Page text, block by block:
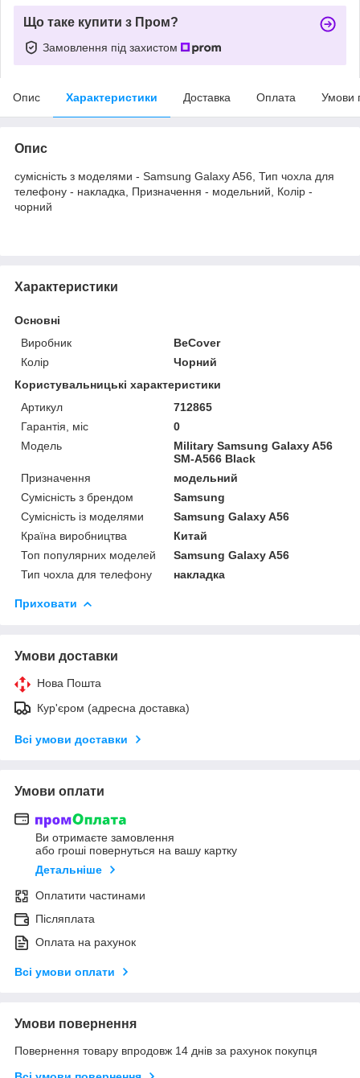
Що таке купити з Пром?
Замовлення під захистом
Опис Характеристики Доставка Оплата Умови
Опис
сумісність з моделями - Samsung Galaxy A56, Тип чохла для
телефону - накладка, Призначення - модельний, Колір -
чорний
Характеристики
Основні
Виробник
BeCover
Колір
Чорний
Користувальницькі характеристики
Артикул
712865
Гарантія, міс
0
Мoдель
Military Samsung Galaxy A56
SM-A566 Black
Призначення
модельний
Сумісність з брендом
Samsung
Сумісність із моделями
Samsung Galaxy A56
Країна виробництва
Китай
Топ популярних моделей
Samsung Galaxy A56
Тип чохла для телефону
накладка
Приховати
Умови доставки
Нова Пошта
Кур'єром (адресна доставка)
Всі умови доставки
Умови оплати
Ви отримаєте замовлення
або гроші повернуться на вашу картку
Детальніше
Оплатити частинами
Післяплата
Оплата на рахунок
Всі умови оплати
Умови повернення
Повернення товару впродовж 14 днів за рахунок покупця